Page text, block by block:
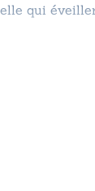
qui